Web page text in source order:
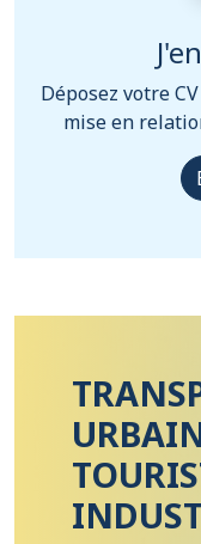
Déposez votre
mise en